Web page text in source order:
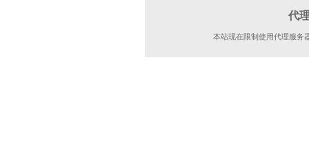
代
本站现在限制使用代理服务